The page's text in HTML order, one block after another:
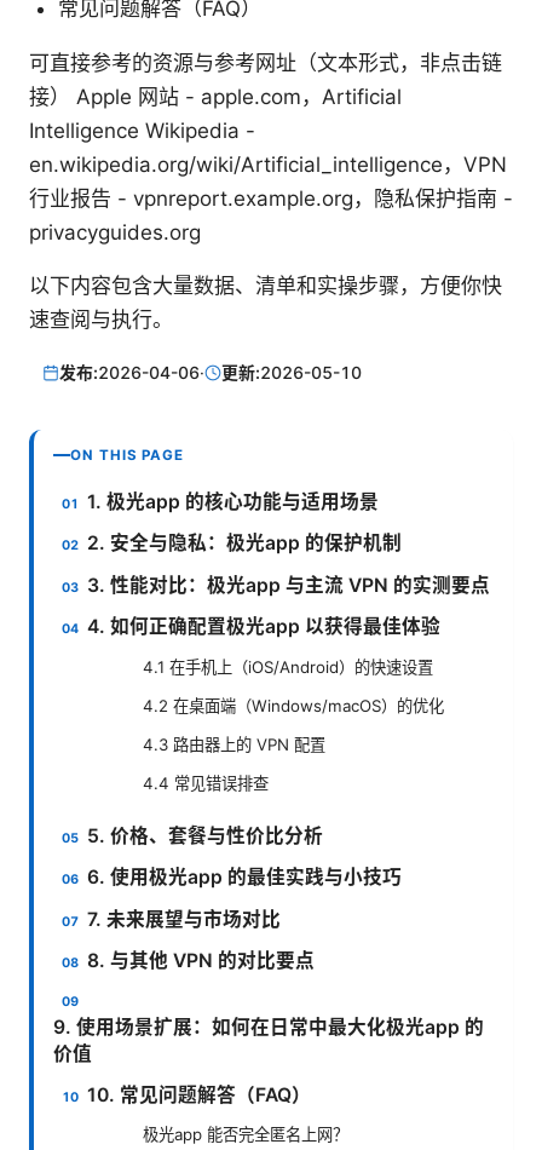
常见问题解答（FAQ）
可直接参考的资源与参考网址（文本形式，非点击链
接） Apple 网站 - apple.com，Artificial
Intelligence Wikipedia -
en.wikipedia.org/wiki/Artificial_intelligence，VPN
行业报告 - vpnreport.example.org，隐私保护指南 -
privacyguides.org
以下内容包含大量数据、清单和实操步骤，方便你快
速查阅与执行。
发布:2026-04-06· 更新:2026-05-10
ON THIS PAGE
1. 极光app 的核心功能与适用场景
2. 安全与隐私：极光app 的保护机制
3. 性能对比：极光app 与主流 VPN 的实测要点
4. 如何正确配置极光app 以获得最佳体验
4.1 在手机上（iOS/Android）的快速设置
4.2 在桌面端（Windows/macOS）的优化
4.3 路由器上的 VPN 配置
4.4 常见错误排查
5. 价格、套餐与性价比分析
6. 使用极光app 的最佳实践与小技巧
7. 未来展望与市场对比
8. 与其他 VPN 的对比要点
9. 使用场景扩展：如何在日常中最大化极光app 的
价值
10. 常见问题解答（FAQ）
极光app 能否完全匿名上网？